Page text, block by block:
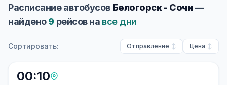
Расписание автобусов Белогорск - Сочи—
найдено9рейсов на все дни
Сортировать: Отправление Цена
00:10